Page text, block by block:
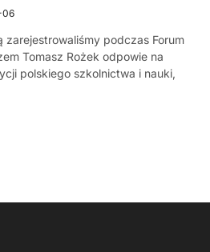
06
zarejestrowaliśmy podczas Forum
Tomasz Rożek odpowie na
polskiego szkolnictwa i nauki,